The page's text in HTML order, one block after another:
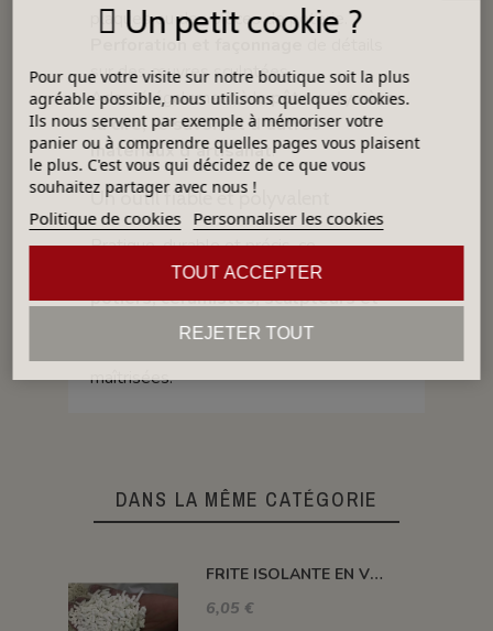
plaques ou des pièces de poterie.
Perforation et façonnage
sur des œuvres sculptées.
Adapté également à lapâte polymère,
la cire, le savon et d’autres
matériaux d’artisanat .
Un outil fiable et polyvalent
Pratique, durable et précis, ce
perforateur creux en cuivre est l’allié des
potiers, céramistes, sculpteurs et
souhaitant enrichir leurs
maîtrisées.
DANS LA MÊME CATÉGORIE
FRITE ISOLANTE EN VRAC
6,05 €
Un petit cookie ?
Pour que votre visite sur notre boutique soit la plus
agréable possible, nous utilisons quelques cookies.
Ils nous servent par exemple à mémoriser votre
panier ou à comprendre quelles pages vous plaisent
le plus. C'est vous qui décidez de ce que vous
souhaitez partager avec nous !
Politique de cookies Personnaliser les cookies
REJETER TOUT
TOUT ACCEPTER